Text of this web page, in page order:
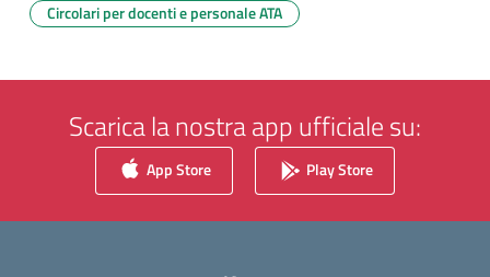
Circolari per docenti e personale ATA
Scarica la nostra app ufficiale su:
App Store Play Store